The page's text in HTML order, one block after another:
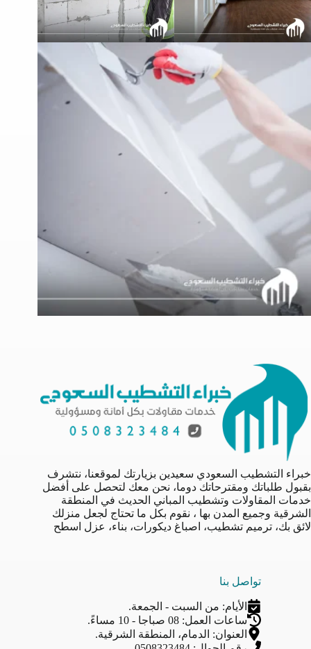
خبراء التشطيب السعودي سعيدين بزيارتك لموقعنا، نتشرف
بقبول طلباتك ومقترحاتك دوما، نحن معك لتحصل على أفضل
خدمات المقاولات وتشطيب المباني الحديث في المنطقة
الشرقية وجميع المدن بها ، نقوم بكل ما تحتاج لجعل منزلك
لائق بك، ترميم تشطيب، اصباغ ديكورات، بناء، عزل اسطح
تواصل بنا
الأيام: من السبت - الجمعة.
ساعات العمل: 08 صباجا - 10 مساءً.
العنوان: الدمام، المنطقة الشرقية.